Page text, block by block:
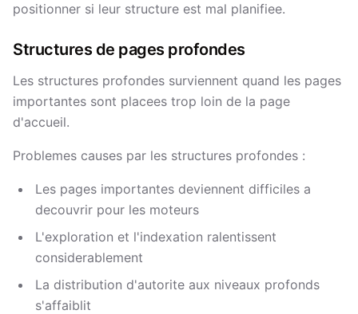
positionner si leur structure est mal planifiee.
Structures de pages profondes
Les structures profondes surviennent quand les pages
importantes sont placees trop loin de la page
d'accueil.
Problemes causes par les structures profondes :
Les pages importantes deviennent difficiles a
decouvrir pour les moteurs
L'exploration et l'indexation ralentissent
considerablement
La distribution d'autorite aux niveaux profonds
s'affaiblit